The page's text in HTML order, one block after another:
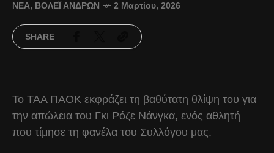
ΝΈΑ, ΒΌΛΕΪ ΑΝΔΡΏΝ 2 Μαρτίου, 2026
SHARE
Το ΤΑΑ ΠΑΟΚ εκφράζει τη βαθύτατη θλίψη του για
την απώλεια του Γκι Ρόζε Νάνγκα, ενός αθλητή
που τίμησε τη φανέλα του Συλλόγου μας.